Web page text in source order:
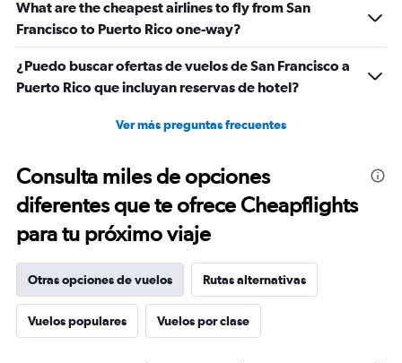
What are the cheapest airlines to fly from San
Francisco to Puerto Rico one-way?
¿Puedo buscar ofertas de vuelos de San Francisco a
Puerto Rico que incluyan reservas de hotel?
Ver más preguntas frecuentes
Consulta miles de opciones
diferentes que te ofrece Cheapflights
para tu próximo viaje
Otras opciones de vuelos Rutas alternativas
Vuelos populares Vuelos por clase